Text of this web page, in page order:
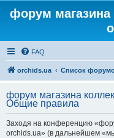
форум магазина
FAQ
orchids.ua Список
форум магазина
Общие правила
Заходя на конференцию
orchids.ua» (в дальнейшем